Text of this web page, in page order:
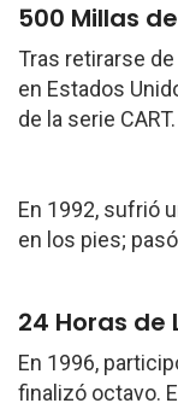
500 Millas
Tras retirarse
en Estados
de la serie CART.
En 1992, sufrió
en los pies;
24 Horas de
En 1996,
finalizó octavo.